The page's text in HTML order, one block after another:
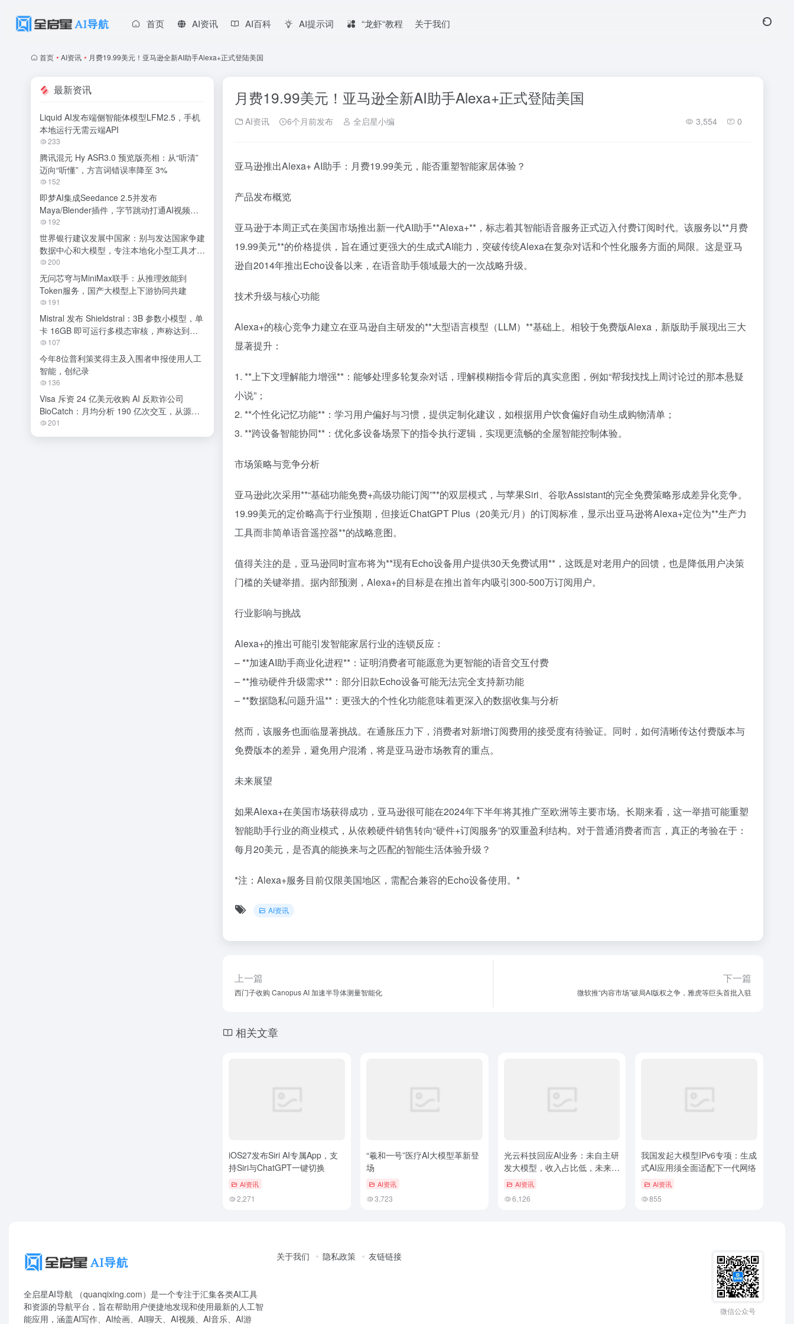
首页 AI资讯 AI百科 AI提示词 “龙虾“教程 关于我们
首页 • AI资讯 • 月费19.99美元！亚马逊全新AI助手Alexa+正式登陆美国
月费19.99美元！亚马逊全新AI助手Alexa+正式登陆美国
AI资讯 6个月前发布 全启星小编 3,554 0
亚马逊推出Alexa+ AI助手：月费19.99美元，能否重塑智能家居体验？
产品发布概览
亚马逊于本周正式在美国市场推出新一代AI助手**Alexa+**，标志着其智能语音服务正式迈入付费订阅时代。该服务以**月费
19.99美元**的价格提供，旨在通过更强大的生成式AI能力，突破传统Alexa在复杂对话和个性化服务方面的局限。这是亚马
逊自2014年推出Echo设备以来，在语音助手领域最大的一次战略升级。
技术升级与核心功能
Alexa+的核心竞争力建立在亚马逊自主研发的**大型语言模型（LLM）**基础上。相较于免费版Alexa，新版助手展现出三大
显著提升：
1. **上下文理解能力增强**：能够处理多轮复杂对话，理解模糊指令背后的真实意图，例如“帮我找找上周讨论过的那本悬疑
小说”；
2. **个性化记忆功能**：学习用户偏好与习惯，提供定制化建议，如根据用户饮食偏好自动生成购物清单；
3. **跨设备智能协同**：优化多设备场景下的指令执行逻辑，实现更流畅的全屋智能控制体验。
市场策略与竞争分析
亚马逊此次采用**“基础功能免费+高级功能订阅”**的双层模式，与苹果Siri、谷歌Assistant的完全免费策略形成差异化竞争。
19.99美元的定价略高于行业预期，但接近ChatGPT Plus（20美元/月）的订阅标准，显示出亚马逊将Alexa+定位为**生产力
工具而非简单语音遥控器**的战略意图。
值得关注的是，亚马逊同时宣布将为**现有Echo设备用户提供30天免费试用**，这既是对老用户的回馈，也是降低用户决策
门槛的关键举措。据内部预测，Alexa+的目标是在推出首年内吸引300-500万订阅用户。
行业影响与挑战
Alexa+的推出可能引发智能家居行业的连锁反应：
– **加速AI助手商业化进程**：证明消费者可能愿意为更智能的语音交互付费
– **推动硬件升级需求**：部分旧款Echo设备可能无法完全支持新功能
– **数据隐私问题升温**：更强大的个性化功能意味着更深入的数据收集与分析
然而，该服务也面临显著挑战。在通胀压力下，消费者对新增订阅费用的接受度有待验证。同时，如何清晰传达付费版本与
免费版本的差异，避免用户混淆，将是亚马逊市场教育的重点。
未来展望
如果Alexa+在美国市场获得成功，亚马逊很可能在2024年下半年将其推广至欧洲等主要市场。长期来看，这一举措可能重塑
智能助手行业的商业模式，从依赖硬件销售转向“硬件+订阅服务”的双重盈利结构。对于普通消费者而言，真正的考验在于：
每月20美元，是否真的能换来与之匹配的智能生活体验升级？
*注：Alexa+服务目前仅限美国地区，需配合兼容的Echo设备使用。*
AI资讯
上一篇
西门子收购 Canopus AI 加速半导体测量智能化
下一篇
微软推“内容市场”破局AI版权之争，雅虎等巨头首批入驻
相关文章
iOS27发布Siri AI专属App，支
持Siri与ChatGPT一键切换
AI资讯
2,271
“羲和一号”医疗AI大模型革新登
场
AI资讯
3,723
光云科技回应AI业务：未自主研
发大模型，收入占比低，未来贡
献具不确定性
AI资讯
6,126
我国发起大模型IPv6专项：生成
式AI应用须全面适配下一代网络
AI资讯
855
最新资讯
Liquid AI发布端侧智能体模型LFM2.5，手机
本地运行无需云端API
233
腾讯混元 Hy ASR3.0 预览版亮相：从“听清”
迈向“听懂”，方言词错误率降至 3%
152
即梦AI集成Seedance 2.5并发布
Maya/Blender插件，字节跳动打通AI视频专
业创作全链路
192
世界银行建议发展中国家：别与发达国家争建
数据中心和大模型，专注本地化小型工具才是
明智之举
200
无问芯穹与MiniMax联手：从推理效能到
Token服务，国产大模型上下游协同共建
191
Mistral 发布 Shieldstral：3B 参数小模型，单
卡 16GB 即可运行多模态审核，声称达到开
源 SOTA
107
今年8位普利策奖得主及入围者申报使用人工
智能，创纪录
136
Visa 斥资 24 亿美元收购 AI 反欺诈公司
BioCatch：月均分析 190 亿次交互，从源头
阻断金融诈骗
201
全启星AI导航 （quanqixing.com）是一个专注于汇集各类AI工具
和资源的导航平台，旨在帮助用户便捷地发现和使用最新的人工智
能应用，涵盖AI写作、AI绘画、AI聊天、AI视频、AI音乐、AI游
关于我们 隐私政策 友链链接
微信公众号